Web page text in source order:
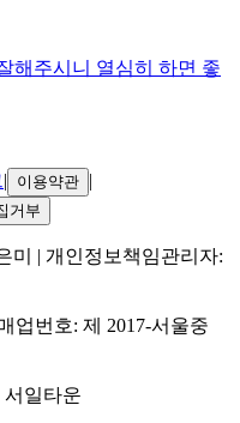
해주시니 열심히 하면 좋
| 이용약관 |
거부
미
| 개인정보책임관리자:
업번호: 제 2017-서울중
서일타운